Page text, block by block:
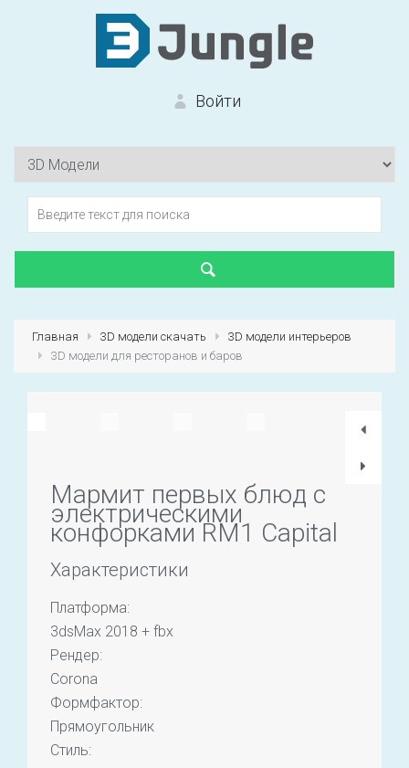
Войти
Первый раз? Зарегистрироваться
Главная 3D модели скачать
3D модели интерьеров
3D модели для ресторанов и баров
Мармит первых блюд с
электрическими
конфорками RM1 Capital
Характеристики
Платформа:
3dsMax 2018 + fbx
Рендер:
Corona
Формфактор:
Прямоугольник
Стиль: